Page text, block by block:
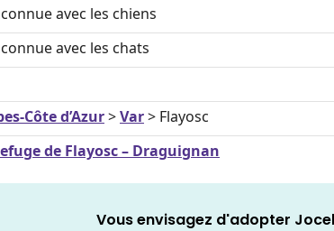
avec les chiens
avec les chats
Côte d’Azur>Var> Flayosc
de Flayosc – Draguignan
Vous envisagez d'adopter